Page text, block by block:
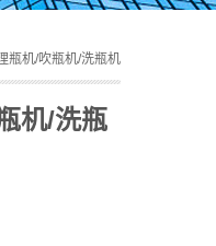
瓶机/吹瓶机/洗瓶机
机/洗瓶